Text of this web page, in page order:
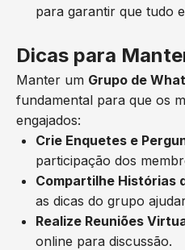
para garantir que tudo
Dicas para
Manter um Grupo de
fundamental para que os
engajados:
Crie Enquetes e
participação dos
Compartilhe Histórias
as dicas do grupo
Realize Reuniões
online para discussão.